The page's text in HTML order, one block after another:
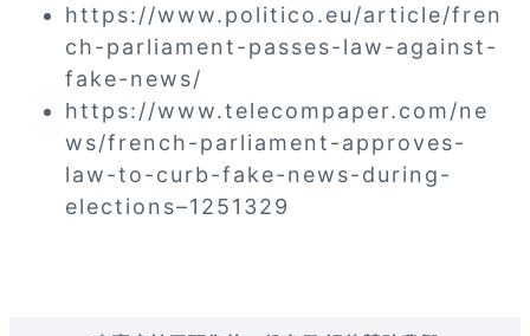
https://www.politico.eu/article/fren
ch-parliament-passes-law-against-
fake-news/
https://www.telecompaper.com/ne
ws/french-parliament-approves-
law-to-curb-fake-news-during-
elections–1251329